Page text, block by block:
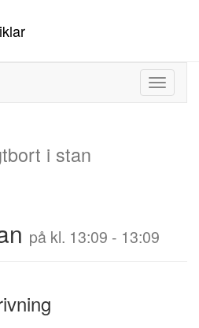
Toggle
i stan
på kl. 13:09 - 13:09